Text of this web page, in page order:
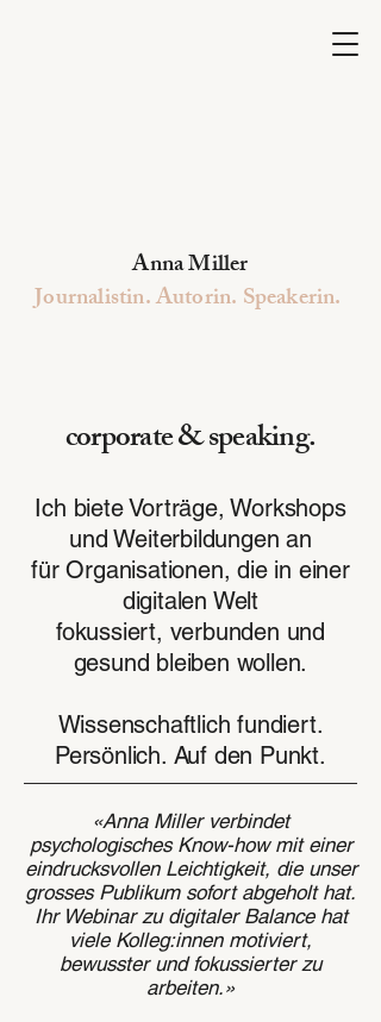
Anna Miller
Journalistin. Autorin. Speakerin.
corporate & speaking.
Ich biete Vorträge, Workshops
und Weiterbildungen an
für Organisationen, die in einer
digitalen Welt
fokussiert, verbunden und
gesund bleiben wollen.
Wissenschaftlich fundiert.
Persönlich. Auf den Punkt.
«Anna Miller verbindet
psychologisches Know-how mit einer
eindrucksvollen Leichtigkeit, die unser
grosses Publikum sofort abgeholt hat.
Ihr Webinar zu digitaler Balance hat
viele Kolleg:innen motiviert,
bewusster und fokussierter zu
arbeiten.»